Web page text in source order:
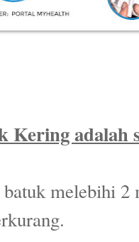
Kering
melebihi 2